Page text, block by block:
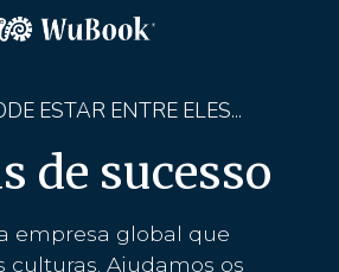
ESTAR ENTRE ELES...
de sucesso
empresa global que
culturas. Ajudamos os